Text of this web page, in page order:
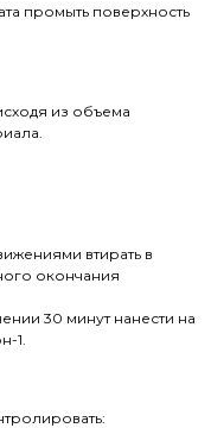
промыть поверхность
из объема
втирать в
окончания
30 минут нанести на
1.